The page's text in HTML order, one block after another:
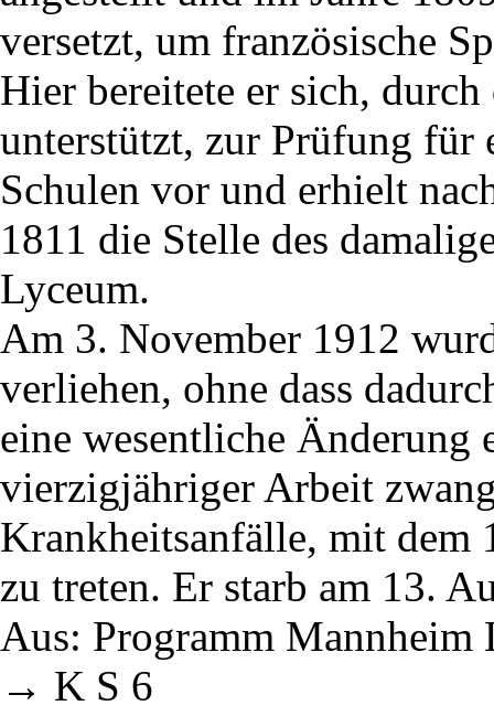
versetzt, um französische
Hier bereitete er sich,
unterstützt, zur Prüfung für
Schulen vor und erhielt
1811 die Stelle des
Lyceum.
Am 3. November 1912
verliehen, ohne dass
eine wesentliche Änderung
vierzigjähriger Arbeit
Krankheitsanfälle, mit dem
zu treten. Er starb am 13.
Aus: Programm Mannheim
→ K S 6